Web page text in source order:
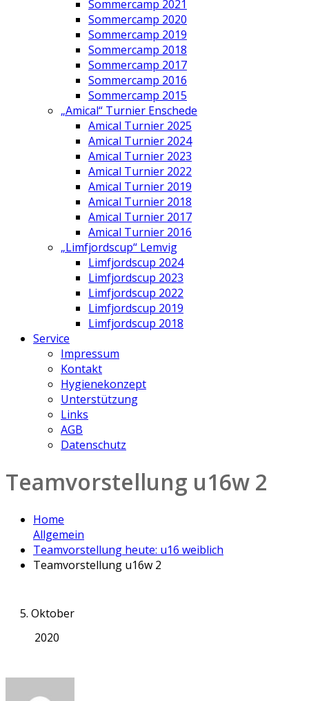
Sommercamp 2021
Sommercamp 2020
Sommercamp 2019
Sommercamp 2018
Sommercamp 2017
Sommercamp 2016
Sommercamp 2015
„Amical“ Turnier Enschede
Amical Turnier 2025
Amical Turnier 2024
Amical Turnier 2023
Amical Turnier 2022
Amical Turnier 2019
Amical Turnier 2018
Amical Turnier 2017
Amical Turnier 2016
„Limfjordscup“ Lemvig
Limfjordscup 2024
Limfjordscup 2023
Limfjordscup 2022
Limfjordscup 2019
Limfjordscup 2018
Service
Impressum
Kontakt
Hygienekonzept
Unterstützung
Links
AGB
Datenschutz
Teamvorstellung u16w 2
Home
Allgemein
Teamvorstellung heute: u16 weiblich
Teamvorstellung u16w 2
5. Oktober
2020